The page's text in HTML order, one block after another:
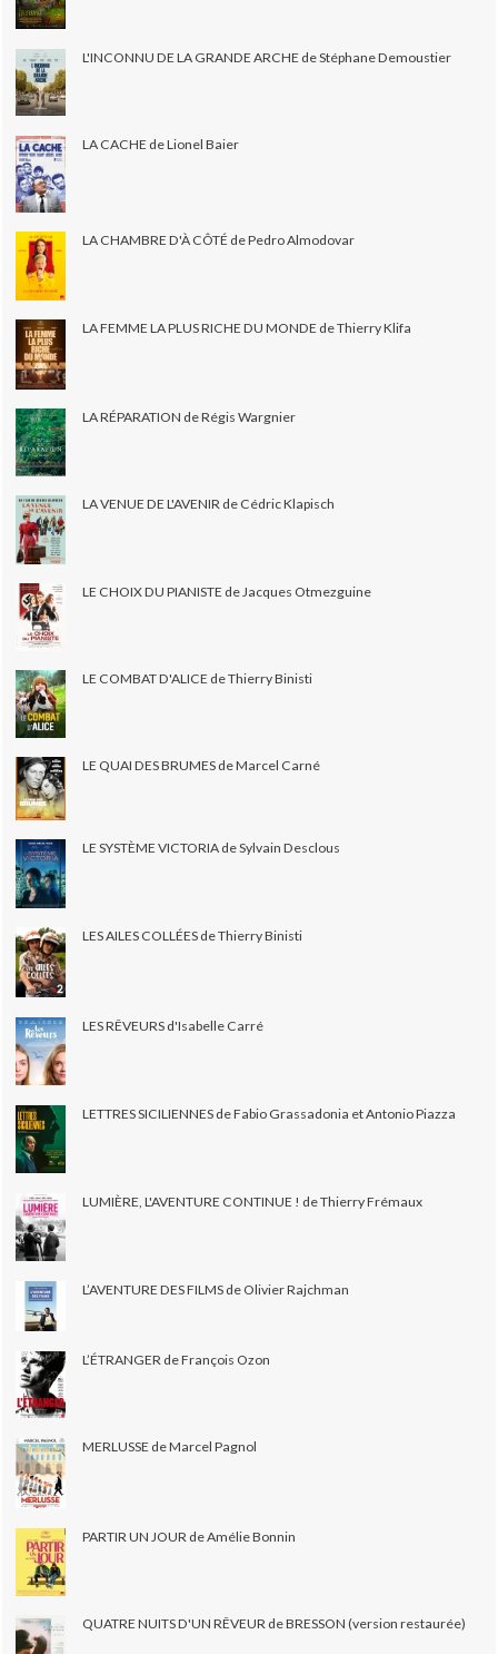
L'INCONNU DE LA GRANDE ARCHE de Stéphane Demoustier
LA CACHE de Lionel Baier
LA CHAMBRE D'À CÔTÉ de Pedro Almodovar
LA FEMME LA PLUS RICHE DU MONDE de Thierry Klifa
LA RÉPARATION de Régis Wargnier
LA VENUE DE L'AVENIR de Cédric Klapisch
LE CHOIX DU PIANISTE de Jacques Otmezguine
LE COMBAT D'ALICE de Thierry Binisti
LE QUAI DES BRUMES de Marcel Carné
LE SYSTÈME VICTORIA de Sylvain Desclous
LES AILES COLLÉES de Thierry Binisti
LES RÊVEURS d'Isabelle Carré
LETTRES SICILIENNES de Fabio Grassadonia et Antonio Piazza
LUMIÈRE, L'AVENTURE CONTINUE ! de Thierry Frémaux
L’AVENTURE DES FILMS de Olivier Rajchman
L’ÉTRANGER de François Ozon
MERLUSSE de Marcel Pagnol
PARTIR UN JOUR de Amélie Bonnin
QUATRE NUITS D'UN RÊVEUR de BRESSON (version restaurée)